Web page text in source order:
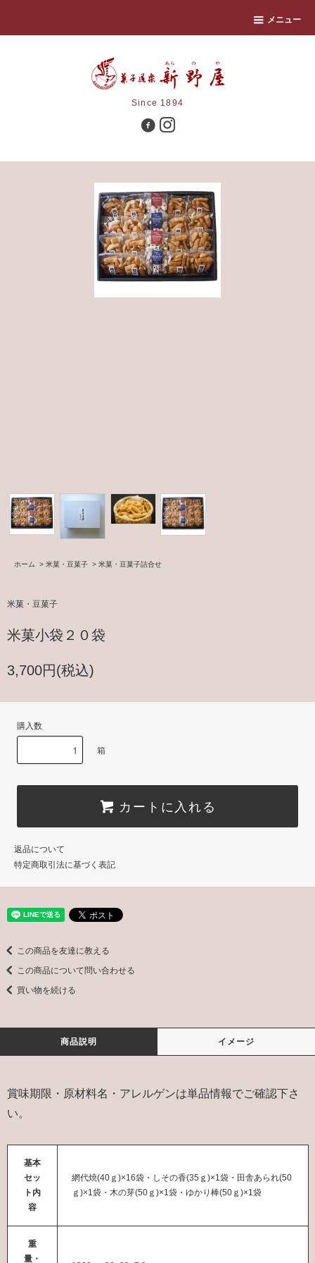
メニュー
Since 1894
ホーム > 米菓・豆菓子 > 米菓・豆菓子詰合せ
米菓・豆菓子
米菓小袋２０袋
3,700円(税込)
購入数
箱
カートに入れる
返品について
特定商取引法に基づく表記
この商品を友達に教える
この商品について問い合わせる
買い物を続ける
商品説明 イメージ
賞味期限・原材料名・アレルゲンは単品情報でご確認下さ
い。
基本
セッ
ト内
容
網代焼(40ｇ)×16袋・しその香(35ｇ)×1袋・田舎あられ(50
ｇ)×1袋・木の芽(50ｇ)×1袋・ゆかり棒(50ｇ)×1袋
重
量・